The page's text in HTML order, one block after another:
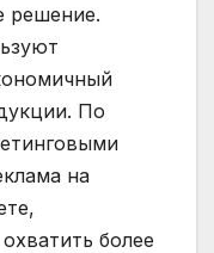
решение.
По
на
более